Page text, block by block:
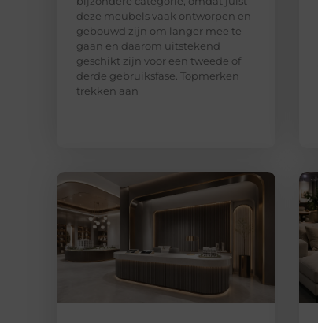
deze meubels vaak ontworpen en
gebouwd zijn om langer mee te
gaan en daarom uitstekend
geschikt zijn voor een tweede of
derde gebruiksfase. Topmerken
trekken aan